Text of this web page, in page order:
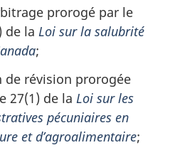
prorogé par le
de la Loi sur la salubrité
;
de révision prorogée
27(1) de la Loi sur les
pécuniaires en
et d’agroalimentaire;